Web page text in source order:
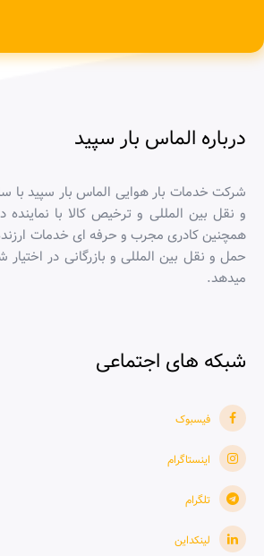
درباره الماس بار سپید
شركت خدمات بار هوایی الماس بار سپید با
و نقل بین المللی و ترخیص کالا با
همچنین کادری مجرب و حرفه ای خدمات ارزنده
حمل و نقل بین المللی و بازرگانی در اختیار
میدهد.
شبکه های اجتماعی
فیسبوک
اینستاگرام
تلگرام
لینکداین